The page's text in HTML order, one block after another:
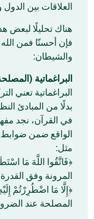
العلاقات بين
هناك تحليلًا لبعض
فإن أحسنّا فمن
والشيطان:
البراغماتية
البراغماتية تعني
بدلًا من المبادئ
في القرآن، نجد
الواقع ضمن
مثل:
المرونة وفق
المصلحة عند